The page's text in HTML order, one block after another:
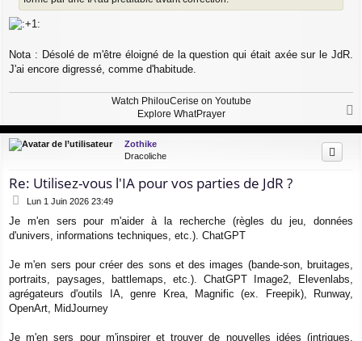
Nota : Désolé de m'être éloigné de la question qui était axée sur le JdR.
J'ai encore digressé, comme d'habitude.
Watch PhilouCerise on Youtube
Explore WhatPrayer
a
u
Zothike
Dracoliche
Re: Utilisez-vous l'IA pour vos parties de JdR ?
M
s
s
Lun 1 Juin 2026 23:49
Je m'en sers pour m'aider à la recherche (règles du jeu, données
d'univers, informations techniques, etc.). ChatGPT
Je m'en sers pour créer des sons et des images (bande-son, bruitages,
portraits, paysages, battlemaps, etc.). ChatGPT Image2, Elevenlabs,
agrégateurs d'outils IA, genre Krea, Magnific (ex. Freepik), Runway,
OpenArt, MidJourney
Je m'en sers pour m'inspirer et trouver de nouvelles idées (intrigues,